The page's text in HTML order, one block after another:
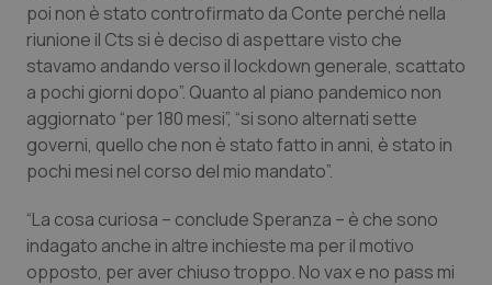
Lombardia
Marche
Molise
Provincia Autonoma di Bolzano
Dolore
Donna & Salute
Epatiti
Infezioni & Febbre
poi non è stato controfirmato da Conte perché nella
riunione il Cts si è deciso di aspettare visto che
stavamo andando verso il lockdown generale, scattato
a pochi giorni dopo”. Quanto al piano pandemico non
aggiornato “per 180 mesi”, “si sono alternati sette
governi, quello che non è stato fatto in anni, è stato in
pochi mesi nel corso del mio mandato”.
“La cosa curiosa – conclude Speranza – è che sono
indagato anche in altre inchieste ma per il motivo
opposto, per aver chiuso troppo. No vax e no pass mi